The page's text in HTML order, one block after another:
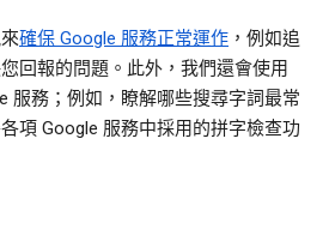
確保 Google 服務正常運作 ，例如追
回報的問題。此外，我們還會使用
服務；例如，瞭解哪些搜尋字詞最常
項 Google 服務中採用的拼字檢查功